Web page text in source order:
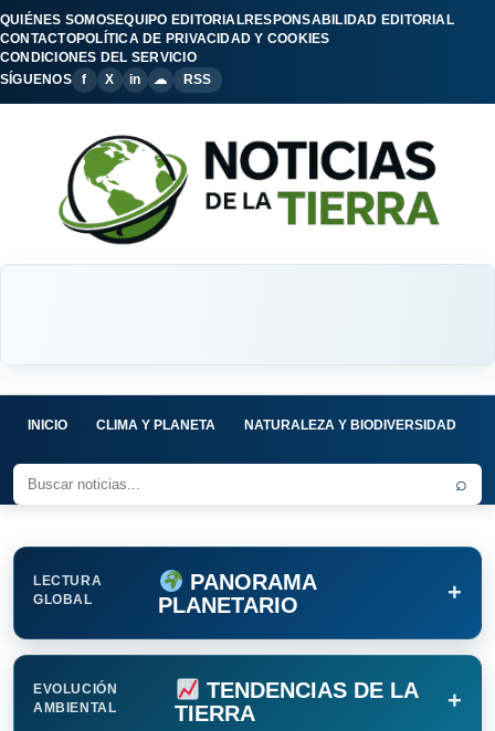
QUIÉNES SOMOSEQUIPO EDITORIALRESPONSABILIDAD EDITORIAL
CONTACTOPOLÍTICA DE PRIVACIDAD Y COOKIES
CONDICIONES DEL SERVICIO
SÍGUENOS
f X in ☁ RSS
INICIO CLIMA Y PLANETA NATURALEZA Y BIODIVERSIDAD
⌕
LECTURA
GLOBAL
PANORAMA
PLANETARIO
+
EVOLUCIÓN
AMBIENTAL
TENDENCIAS DE LA
TIERRA
+